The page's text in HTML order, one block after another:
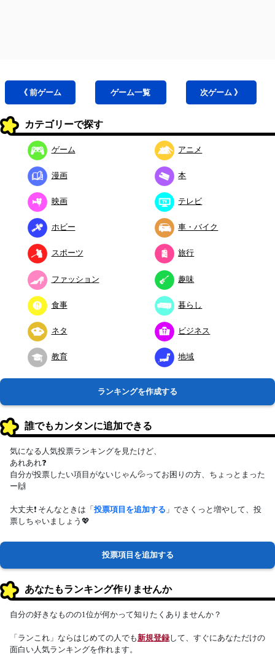
《 前ゲーム ゲーム一覧 次ゲーム 》
カテゴリーで探す
ゲーム アニメ
漫画 本
映画 テレビ
ホビー 車・バイク
スポーツ 旅行
ファッション 趣味
食事 暮らし
ネタ ビジネス
教育 地域
ランキングを作成する
誰でもカンタンに追加できる
気になる人気投票ランキングを見たけど、
あれあれ❓
自分が投票したい項目がないじゃん💦ってお困りの方、ちょっとまった
ー🙌
大丈夫❗ そんなときは「投票項目を追加する 」でさくっと増やして、投
票しちゃいましょう💖
投票項目を追加する
あなたもランキング作りませんか
自分の好きなものの1位が何かって知りたくありませんか？
「ランこれ」ならはじめての人でも新規登録して、すぐにあなただけの
面白い人気ランキングを作れます。